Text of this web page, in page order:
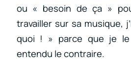
ou « besoin de ça »
travailler sur sa musique,
quoi ! » parce que je le
entendu le contraire.